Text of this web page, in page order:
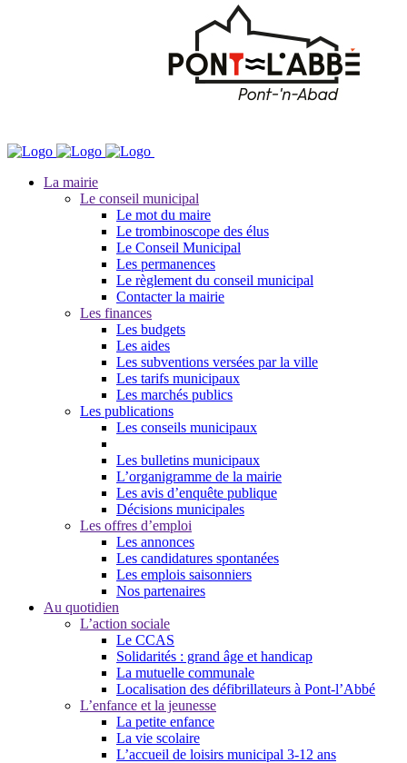
La mairie
Le conseil municipal
Le mot du maire
Le trombinoscope des élus
Le Conseil Municipal
Les permanences
Le règlement du conseil municipal
Contacter la mairie
Les finances
Les budgets
Les aides
Les subventions versées par la ville
Les tarifs municipaux
Les marchés publics
Les publications
Les conseils municipaux
Les bulletins municipaux
L’organigramme de la mairie
Les avis d’enquête publique
Décisions municipales
Les offres d’emploi
Les annonces
Les candidatures spontanées
Les emplois saisonniers
Nos partenaires
Au quotidien
L’action sociale
Le CCAS
Solidarités : grand âge et handicap
La mutuelle communale
Localisation des défibrillateurs à Pont-l’Abbé
L’enfance et la jeunesse
La petite enfance
La vie scolaire
L’accueil de loisirs municipal 3-12 ans